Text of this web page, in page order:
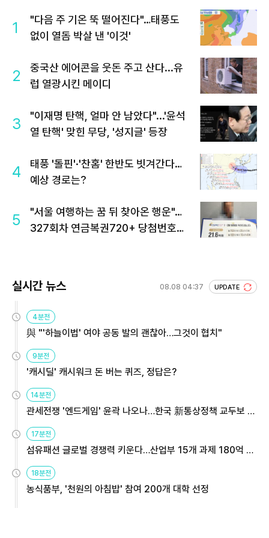
1
"다음 주 기온 뚝 떨어진다"…태풍도
없이 열돔 박살 낸 '이것'
2
중국산 에어콘을 웃돈 주고 산다...유
럽 열광시킨 메이디
3
"이재명 탄핵, 얼마 안 남았다"...'윤석
열 탄핵' 맞힌 무당, '성지글' 등장
4
태풍 '돌핀'·'찬홈' 한반도 빗겨간다…
예상 경로는?
5
"서울 여행하는 꿈 뒤 찾아온 행운"…
327회차 연금복권720+ 당첨번호조
실시간 뉴스 08.08 04:37 UPDATE
4분전
與 "'하늘이법' 여야 공동 발의 괜찮아…그것이 협치"
9분전
'캐시딜' 캐시워크 돈 버는 퀴즈, 정답은?
14분전
관세전쟁 '엔드게임' 윤곽 나오나…한국 新통상정책 교두보 활
용해야
17분전
섬유패션 글로벌 경쟁력 키운다…산업부 15개 과제 180억 지
원
18분전
농식품부, '천원의 아침밥' 참여 200개 대학 선정